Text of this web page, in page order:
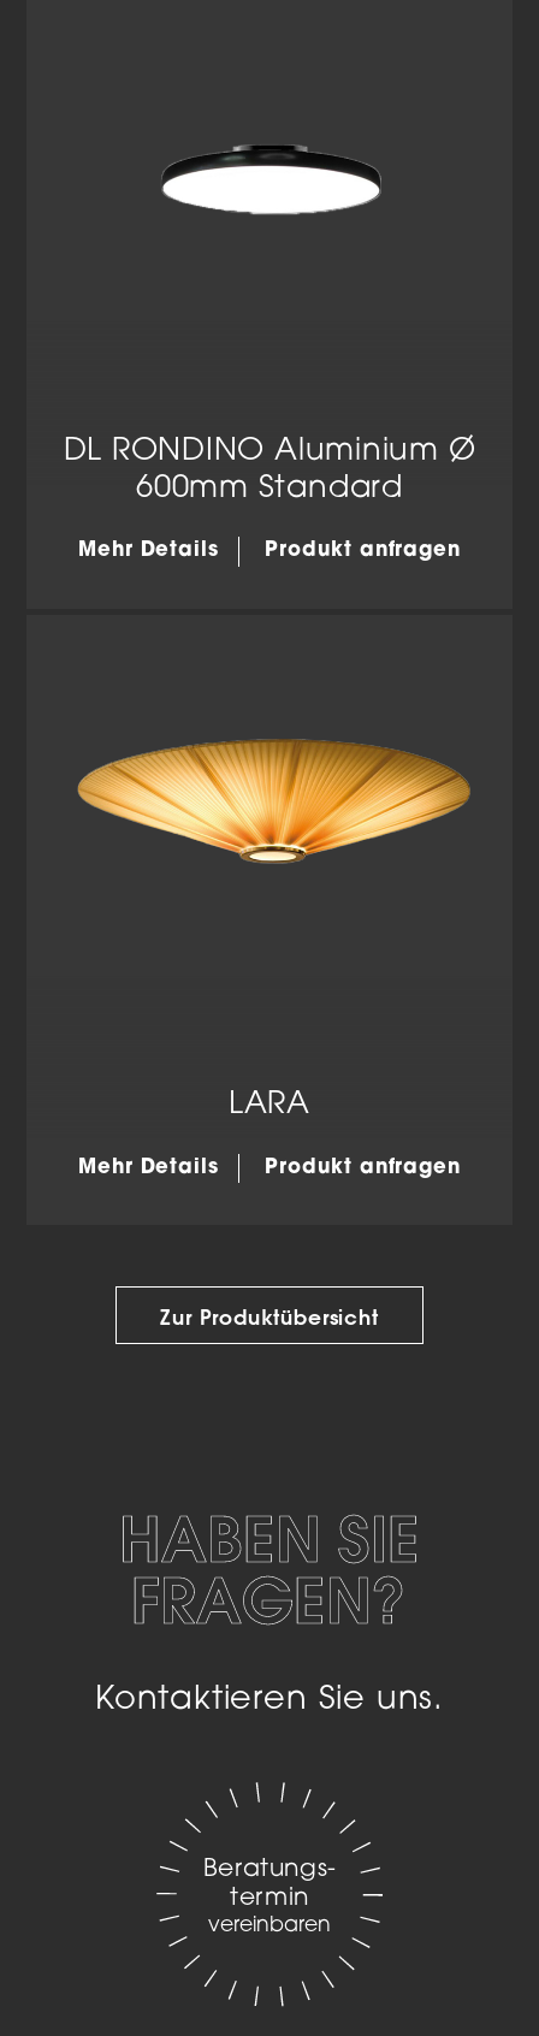
DL RONDINO Aluminium Ø
600mm Standard
Mehr Details Produkt anfragen
LARA
Mehr Details Produkt anfragen
Zur Produktübersicht
HABEN SIE
FRAGEN?
Kontaktieren Sie uns.
Beratungs­
termin
vereinbaren